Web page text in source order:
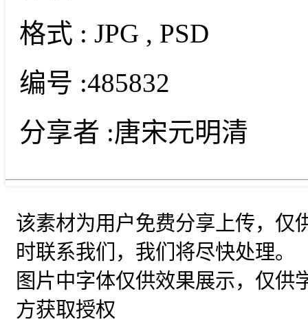
格式 : JPG , PSD
编号 :485832
分享者 :唐宋元明清
该素材为用户免费分享上传，仅
时联系我们，我们将尽快处理。
图片中字体仅供效果展示，仅供
方获取授权